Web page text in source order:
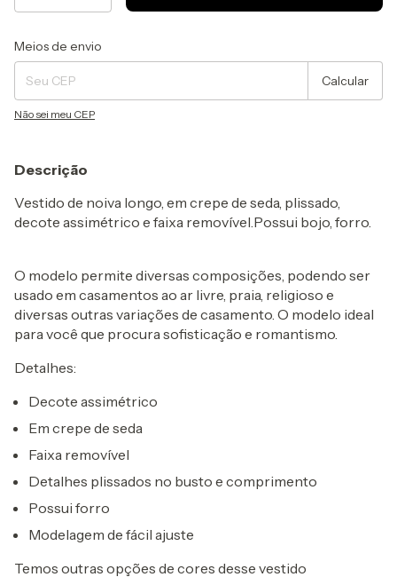
Entregas para o CEP:
Meios de envio
Calcular
Não sei meu CEP
Descrição
Vestido de noiva longo, em crepe de seda, plissado,
decote assimétrico e faixa removível.Possui bojo, forro.
O modelo permite diversas composições, podendo ser
usado em casamentos ao ar livre, praia, religioso e
diversas outras variações de casamento. O modelo ideal
para você que procura sofisticação e romantismo.
Detalhes:
Decote assimétrico
Em crepe de seda
Faixa removível
Detalhes plissados no busto e comprimento
Possui forro
Modelagem de fácil ajuste
Temos outras opções de cores desse vestido